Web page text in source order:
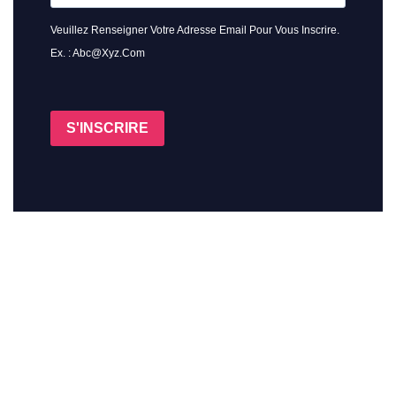
Veuillez Renseigner Votre Adresse Email Pour Vous Inscrire.
Ex. : Abc@xyz.com
S'INSCRIRE